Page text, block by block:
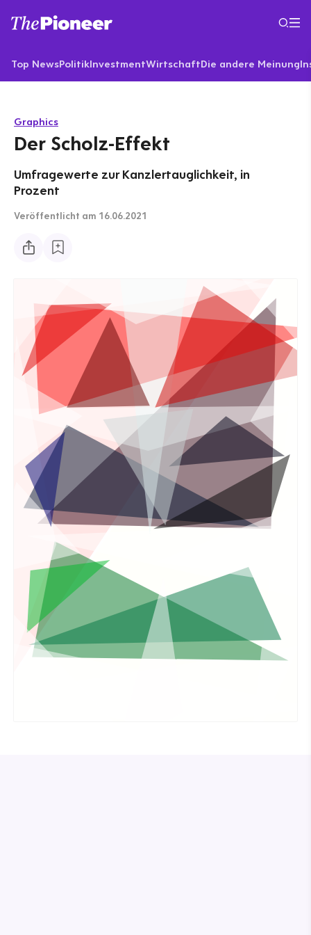
Top NewsPolitikInvestmentWirtschaftDie andere Meinung
Graphics
Der Scholz-Effekt
Umfragewerte zur Kanzlertauglichkeit, in
Prozent
Veröffentlicht am 16.06.2021